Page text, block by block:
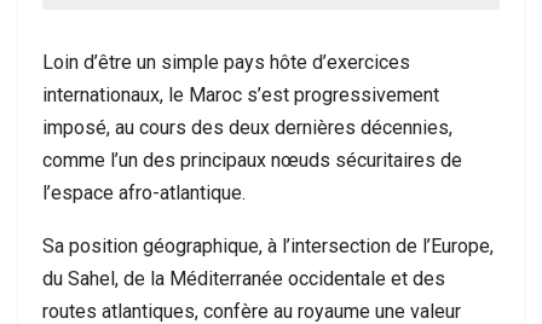
Loin d’être un simple pays hôte d’exercices
internationaux, le Maroc s’est progressivement
imposé, au cours des deux dernières décennies,
comme l’un des principaux nœuds sécuritaires de
l’espace afro-atlantique.
Sa position géographique, à l’intersection de l’Europe,
du Sahel, de la Méditerranée occidentale et des
routes atlantiques, confère au royaume une valeur